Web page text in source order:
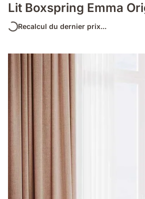
Lit Boxspring Emma
Recalcul du dernier prix...